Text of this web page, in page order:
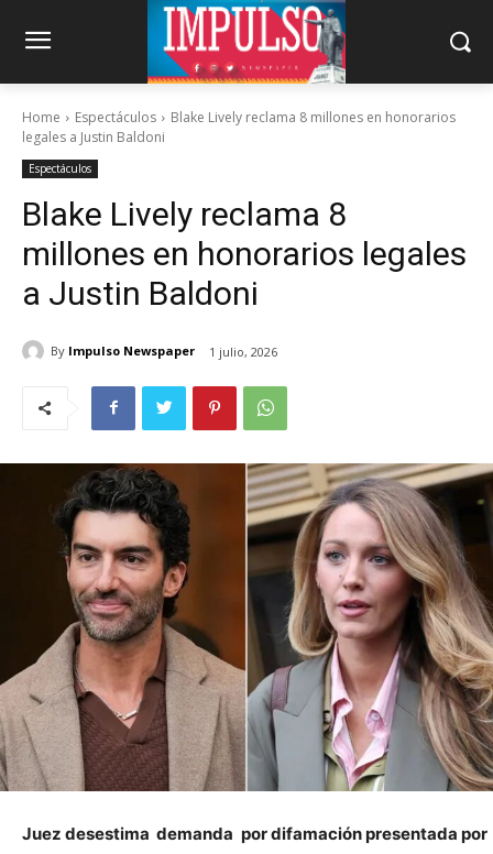
Home Espectáculos
Blake Lively reclama 8 millones en honorarios
legales a Justin Baldoni
Espectáculos
Blake Lively reclama 8
millones en honorarios legales
a Justin Baldoni
By Impulso Newspaper 1 julio, 2026
Juez desestima demanda por difamación presentada